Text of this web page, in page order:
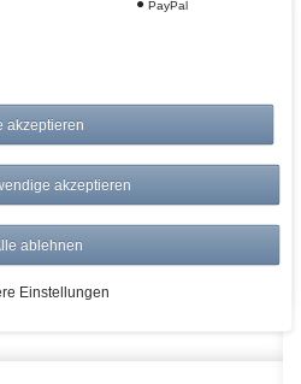
Rückgabe
PayPal
akzeptieren
akzeptieren
ablehnen
Einstellungen